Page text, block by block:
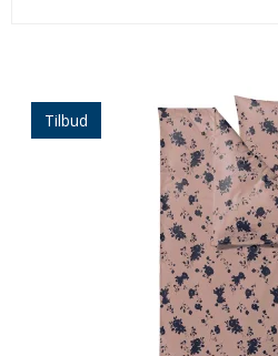
Tilbud